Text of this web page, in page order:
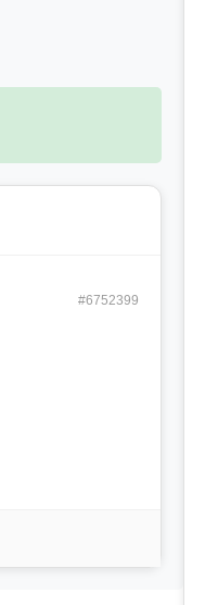
#6752399